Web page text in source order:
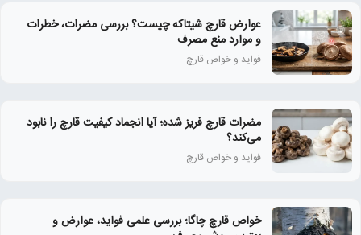
عوارض قارچ شیتاکه چیست؟ بررسی مضرات، خطرات
و موارد منع مصرف
فواید و خواص قارچ
مضرات قارچ فریز شده؛ آیا انجماد کیفیت قارچ را نابود
می‌کند؟
فواید و خواص قارچ
خواص قارچ چاگا؛ بررسی علمی فواید، عوارض و